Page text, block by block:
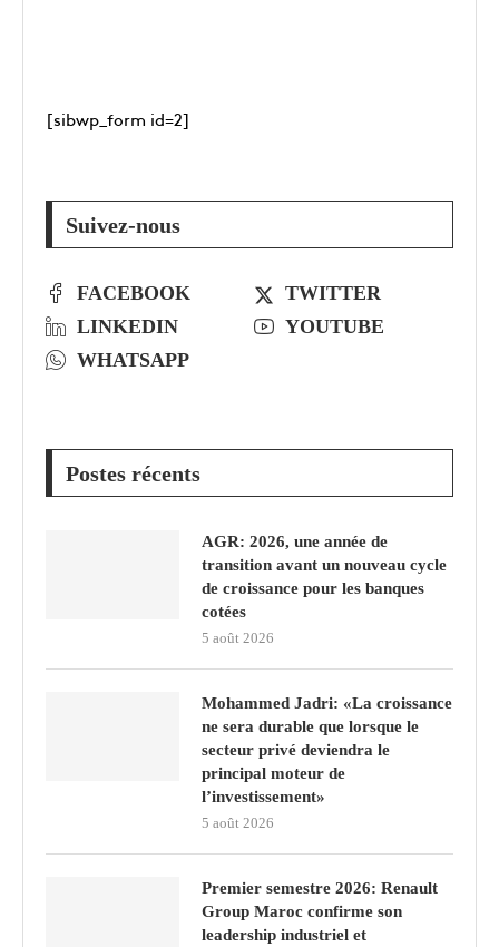
[sibwp_form id=2]
Suivez-nous
FACEBOOK
TWITTER
LINKEDIN
YOUTUBE
WHATSAPP
Postes récents
AGR: 2026, une année de
transition avant un nouveau cycle
de croissance pour les banques
cotées
5 août 2026
Mohammed Jadri: «La croissance
ne sera durable que lorsque le
secteur privé deviendra le
principal moteur de
l’investissement»
5 août 2026
Premier semestre 2026: Renault
Group Maroc confirme son
leadership industriel et